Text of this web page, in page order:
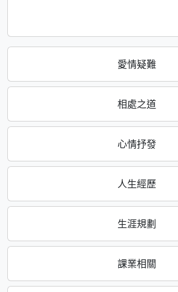
愛情疑難
相處之道
心情抒發
人生經歷
生涯規劃
課業相關